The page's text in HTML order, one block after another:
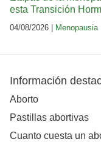
esta Transición
04/08/2026 | Menopausia
Información
Aborto
Pastillas abortivas
Cuanto cuesta un